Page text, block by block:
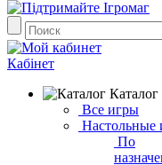
Кабінет
Каталог
Все игры
Настольные
По